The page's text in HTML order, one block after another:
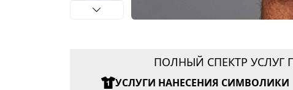
ПОЛНЫЙ СПЕКТР
УСЛУГИ НАНЕСЕНИЯ СИМВОЛИКИ